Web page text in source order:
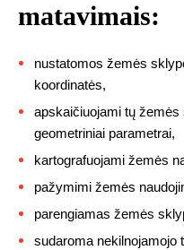
matavimais:
nustatomos žemės
koordinatės,
apskaičiuojami tų žemės
geometriniai parametrai,
kartografuojami žemės
pažymimi žemės
parengiamas žemės
sudaroma nekilnojamojo